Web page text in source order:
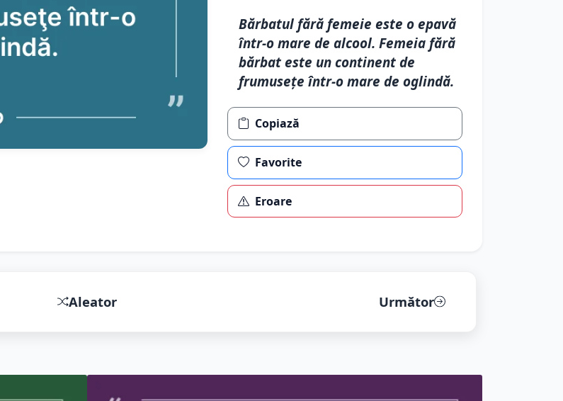
Bărbatul fără femeie este o epavă
într-o mare de alcool. Femeia fără
bărbat este un continent de
frumuseţe într-o mare de oglindă.
Copiază
Favorite
Eroare
Aleator Următor